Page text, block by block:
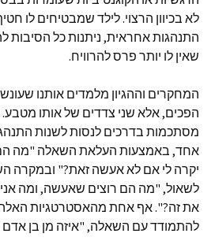
לא בכיוון הרצוי. לילד שמבטיחים לו
התנהגות אחראית, ניתנות כל הסיבות
שאין לו יותר פרס להרוויח.
המחקרים וההגיון מלמדים אותנו
הפכים, אלא שני צדדים של אותו
מסתכמות בדרכים לנסות לשנות
אחד, באמצעות העלאת השאלה "מה
יקרה לי אם לא אעשה זאת?" ובמקרה
לשאול, "מה הם רוצים שאעשה, ומה
את זה?". אף אחת מהאסטרטגיות האלה
להתמודד עם השאלה, "איזה מן בן אדם